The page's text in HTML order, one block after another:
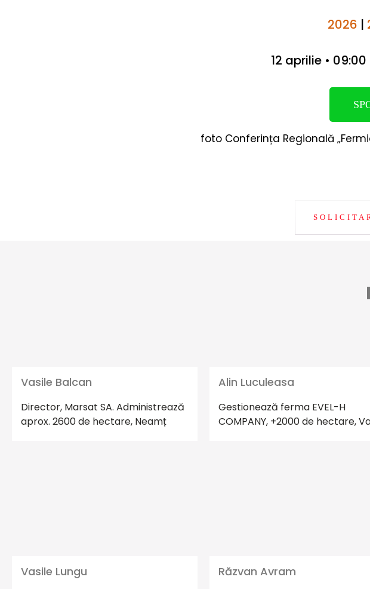
2026 |
12 aprilie • 09:00
foto Conferința Regională
Vasile Balcan
Director, Marsat SA. Administrează
aprox. 2600 de hectare, Neamț
Alin Luculeasa
Gestionează ferma EVEL-H
COMPANY, +2000 de hectare,
Vasile Lungu Răzvan Avram